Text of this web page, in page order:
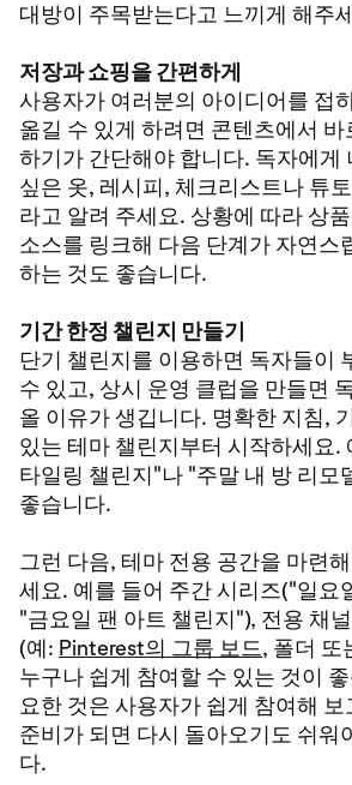
대방이 주목받는다고 느끼게 해주
저장과 쇼핑을 간편하게
사용자가 여러분의 아이디어를 접
옮길 수 있게 하려면 콘텐츠에서 바
하기가 간단해야 합니다. 독자에게
싶은 옷, 레시피, 체크리스트나 튜
라고 알려 주세요. 상황에 따라 상
소스를 링크해 다음 단계가 자연스
하는 것도 좋습니다.
기간 한정 챌린지 만들기
단기 챌린지를 이용하면 독자들이
수 있고, 상시 운영 클럽을 만들면
올 이유가 생깁니다. 명확한 지침,
있는 테마 챌린지부터 시작하세요.
타일링 챌린지"나 "주말 내 방 리모
좋습니다.
그런 다음, 테마 전용 공간을 마련
세요. 예를 들어 주간 시리즈("일요
"금요일 팬 아트 챌린지"), 전용 채
(예: Pinterest의 그룹 보드, 폴더 또
누구나 쉽게 참여할 수 있는 것이
요한 것은 사용자가 쉽게 참여해
준비가 되면 다시 돌아오기도 쉬워
다.